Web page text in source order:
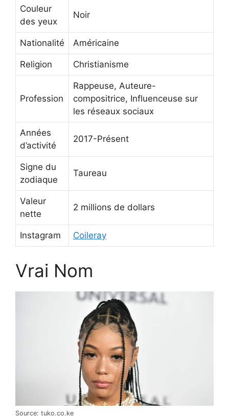
Couleur
des yeux
Noir
Nationalité Américaine
Religion Christianisme
Profession
Rappeuse, Auteure-
compositrice, Influenceuse sur
les réseaux sociaux
Années
d’activité
2017-Présent
Signe du
zodiaque
Taureau
Valeur
nette
2 millions de dollars
Instagram Coileray
Vrai Nom
Source: tuko.co.ke